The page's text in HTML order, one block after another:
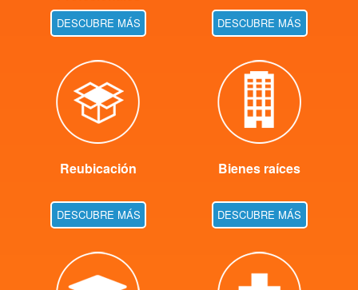
DESCUBRE MÁS DESCUBRE MÁS
Reubicación
DESCUBRE MÁS
Bienes raíces
DESCUBRE MÁS